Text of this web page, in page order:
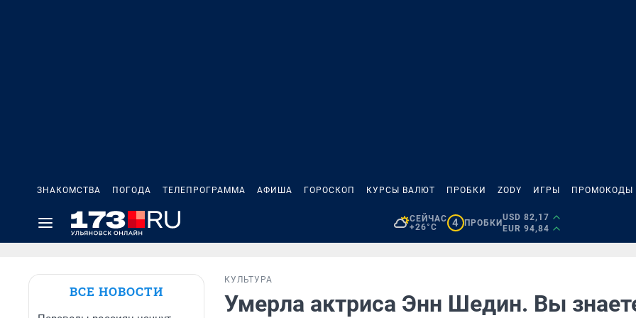
ЗНАКОМСТВА ПОГОДА ТЕЛЕПРОГРАММА АФИША ГОРОСКОП КУРСЫ ВАЛЮТ ПРОБКИ ZODY ИГРЫ ПРОМОКОДЫ
СЕЙЧАС
+26°C
4 ПРОБКИ
USD 82,17
EUR 94,84
ВСЕ НОВОСТИ
КУЛЬТУРА
Умерла актриса Энн Шедин. Вы